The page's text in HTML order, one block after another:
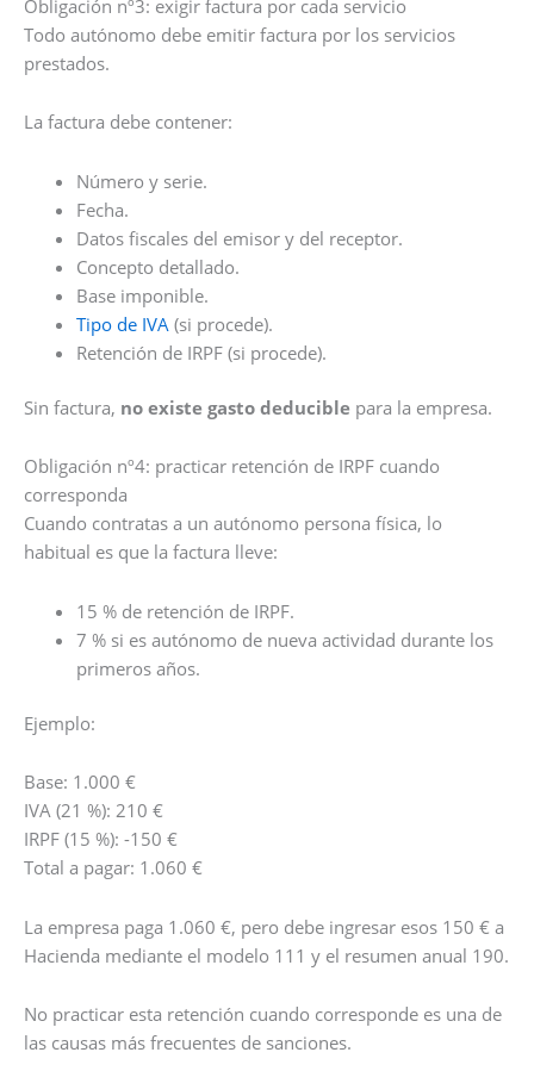
Obligación nº3: exigir factura por cada servicio
Todo autónomo debe emitir factura por los servicios
prestados.
La factura debe contener:
Número y serie.
Fecha.
Datos fiscales del emisor y del receptor.
Concepto detallado.
Base imponible.
Tipo de IVA (si procede).
Retención de IRPF (si procede).
Sin factura, no existe gasto deducible para la empresa.
Obligación nº4: practicar retención de IRPF cuando
corresponda
Cuando contratas a un autónomo persona física, lo
habitual es que la factura lleve:
15 % de retención de IRPF.
7 % si es autónomo de nueva actividad durante los
primeros años.
Ejemplo:
Base: 1.000 €
IVA (21 %): 210 €
IRPF (15 %): -150 €
Total a pagar: 1.060 €
La empresa paga 1.060 €, pero debe ingresar esos 150 € a
Hacienda mediante el modelo 111 y el resumen anual 190.
No practicar esta retención cuando corresponde es una de
las causas más frecuentes de sanciones.